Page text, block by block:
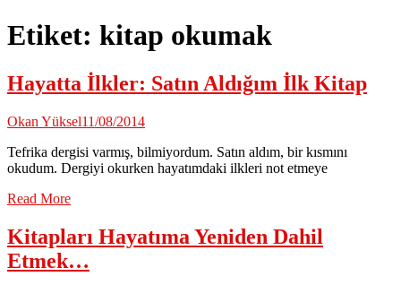
Etiket: kitap okumak
Hayatta İlkler: Satın Aldığım İlk Kitap
Okan Yüksel11/08/2014
Tefrika dergisi varmış, bilmiyordum. Satın aldım, bir kısmını
okudum. Dergiyi okurken hayatımdaki ilkleri not etmeye
Read More
Kitapları Hayatıma Yeniden Dahil
Etmek…